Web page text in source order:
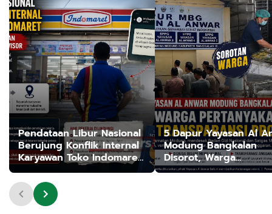
Pendataan Libur Nasional
Berujung Konflik Internal
Karyawan Toko Indomaret,
Muncul Dugaan
Penyalahgunaan
Wewenang dalam
Kebijakan Mutasi
5 Dapur Yayasan Al
Modung Bangkalan
Disorot, Warga
Pertanyakan IPAL dan